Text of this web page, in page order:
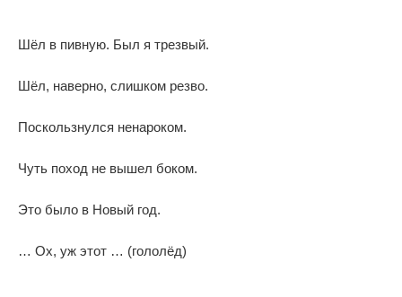
Шёл в пивную. Был я трезвый.
Шёл, наверно, слишком резво.
Поскользнулся ненароком.
Чуть поход не вышел боком.
Это было в Новый год.
… Ох, уж этот … (гололёд)